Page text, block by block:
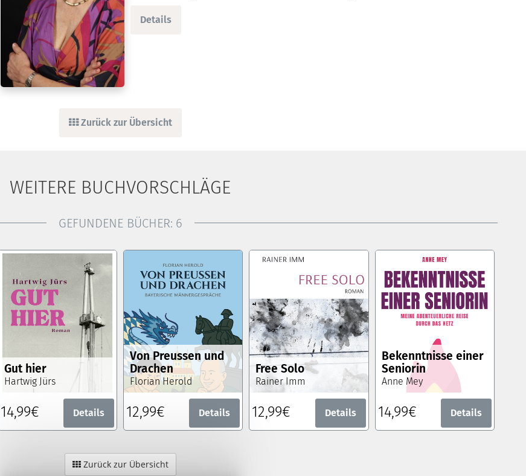
Details
Zurück zur Übersicht
WEITERE BUCHVORSCHLÄGE
GEFUNDENE BÜCHER: 6
Gut hier
Hartwig Jürs
14,99€ Details
Von Preussen und
Drachen
Florian Herold
12,99€ Details
Free Solo
Rainer Imm
12,99€ Details
Bekenntnisse einer
Seniorin
Anne Mey
14,99€ Details
Zurück zur Übersicht